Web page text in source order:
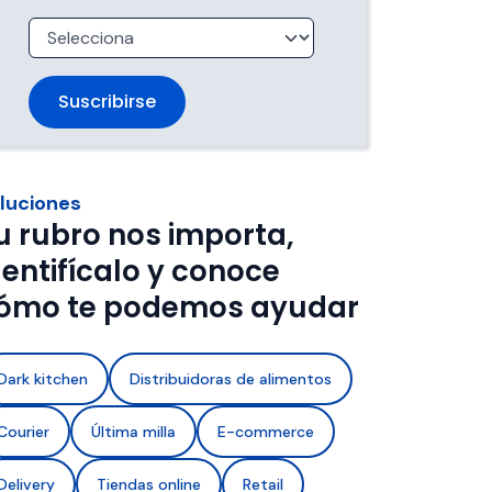
con
de frío y
rubro nos importa,
y conoce
te podemos ayudar
kitchen Distribuidoras de alimentos
Última milla E-commerce
Tiendas online Retail